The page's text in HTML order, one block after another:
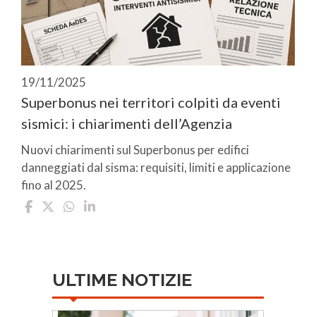
19/11/2025
Superbonus nei territori colpiti da eventi
sismici: i chiarimenti dell’Agenzia
Nuovi chiarimenti sul Superbonus per edifici
danneggiati dal sisma: requisiti, limiti e applicazione
fino al 2025.
ULTIME NOTIZIE